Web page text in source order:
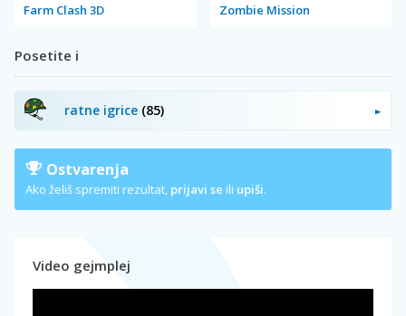
Farm Clash 3D Zombie Mission
Posetite i
ratne igrice (85)
Ostvarenja
Ako želiš spremiti rezultat, prijavi se ili upiši.
Video gejmplej